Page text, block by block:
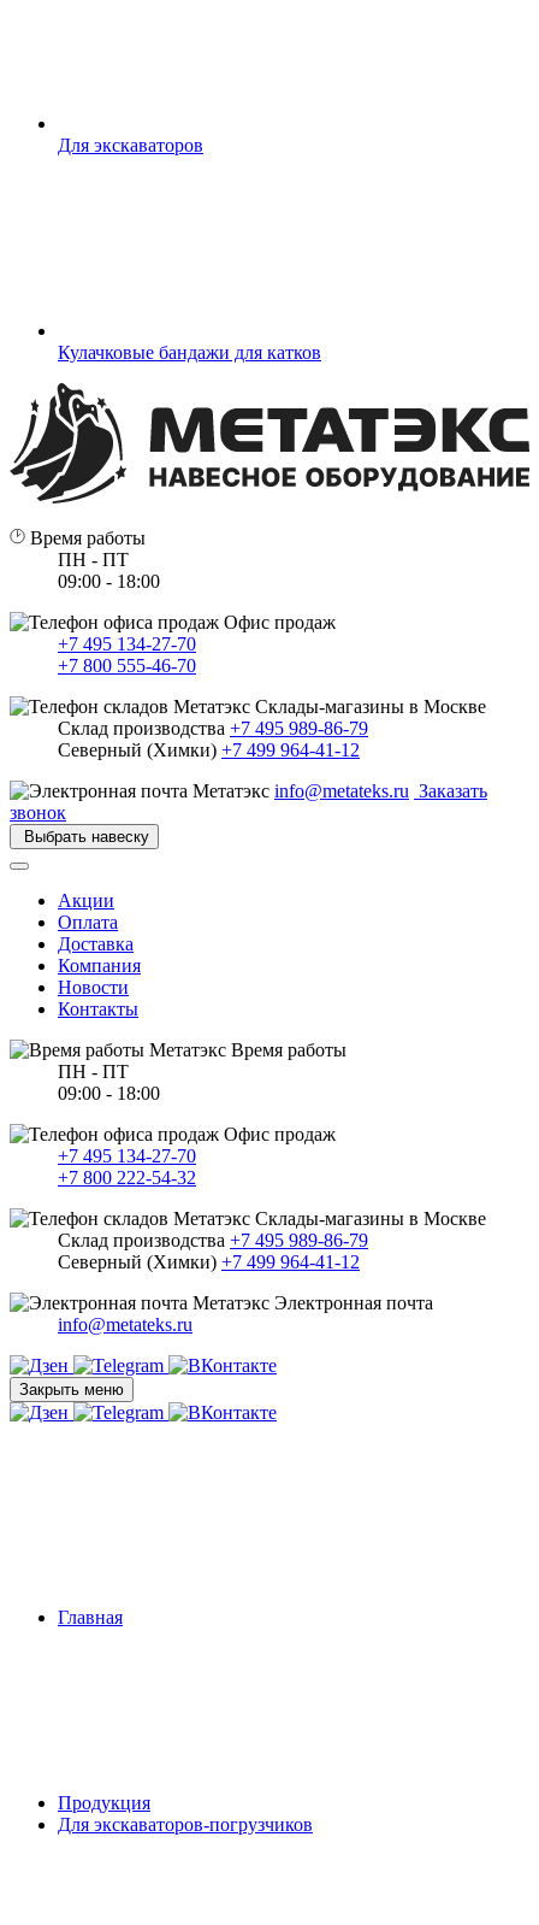
Для экскаваторов
Кулачковые бандажи для катков
Время работы
ПН - ПТ
09:00 - 18:00
Офис продаж
+7 495 134-27-70
+7 800 555-46-70
Склады-магазины в Москве
Склад производства +7 495 989-86-79
Северный (Химки) +7 499 964-41-12
info@metateks.ru Заказать
звонок
Выбрать навеску
Акции
Оплата
Доставка
Компания
Новости
Контакты
Время работы
ПН - ПТ
09:00 - 18:00
Офис продаж
+7 495 134-27-70
+7 800 222-54-32
Склады-магазины в Москве
Склад производства +7 495 989-86-79
Северный (Химки) +7 499 964-41-12
Электронная почта
info@metateks.ru
Закрыть меню
Главная
Продукция
Для экскаваторов-погрузчиков